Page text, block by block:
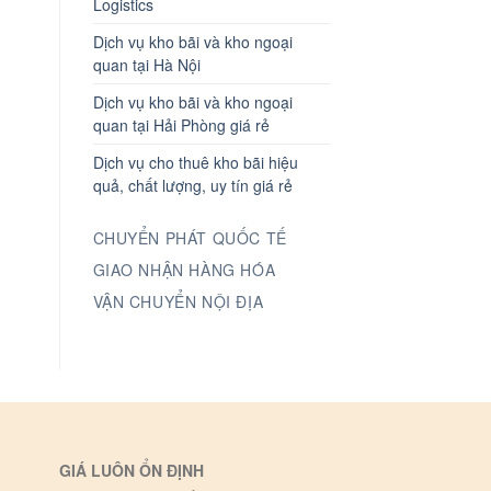
Dịch vụ kho bãi và kho ngoại
quan tại Hà Nội
Dịch vụ kho bãi và kho ngoại
quan tại Hải Phòng giá rẻ
Dịch vụ cho thuê kho bãi hiệu
quả, chất lượng, uy tín giá rẻ
CHUYỂN PHÁT QUỐC TẾ
GIAO NHẬN HÀNG HÓA
VẬN CHUYỂN NỘI ĐỊA
GIÁ LUÔN ỔN ĐỊNH